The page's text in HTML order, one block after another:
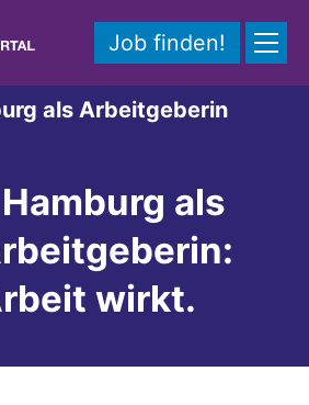
Job finden!
als Arbeitgeberin
als
wirkt.